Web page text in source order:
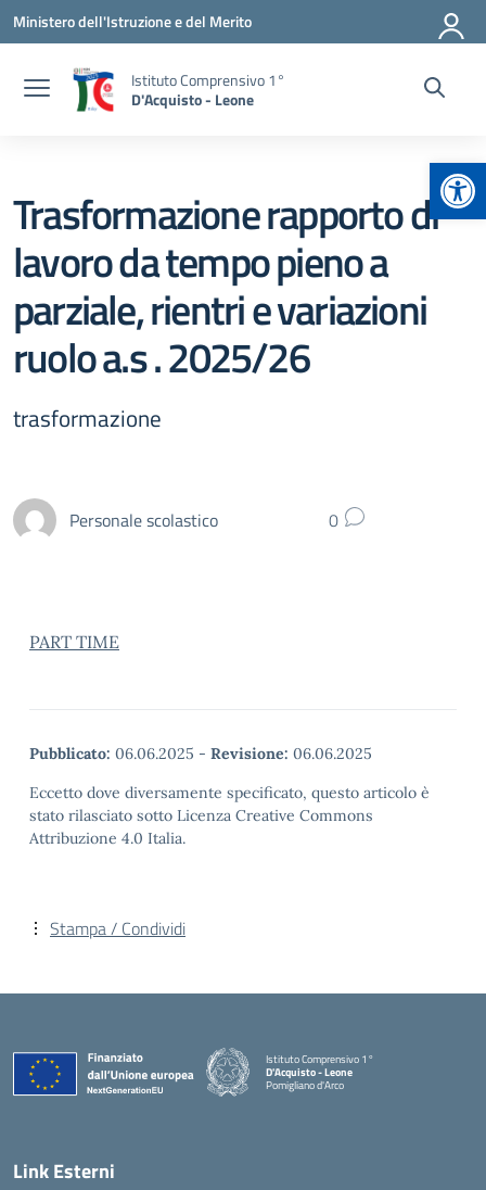
Vai ai contenuti
Vai al menu di navigazione
Vai al footer
Ministero dell'Istruzione e del Merito
Istituto Comprensivo 1°
D'Acquisto - Leone
Trasformazione rapporto di
lavoro da tempo pieno a
parziale, rientri e variazioni
ruolo a.s . 2025/26
trasformazione
Personale scolastico 0
PART TIME
Pubblicato: 06.06.2025 - Revisione: 06.06.2025
Eccetto dove diversamente specificato, questo articolo è
stato rilasciato sotto Licenza Creative Commons
Attribuzione 4.0 Italia.
Stampa / Condividi
Istituto Comprensivo 1°
D'Acquisto - Leone
Pomigliano d'Arco
— Visita la pagina iniziale della scuola
Link Esterni